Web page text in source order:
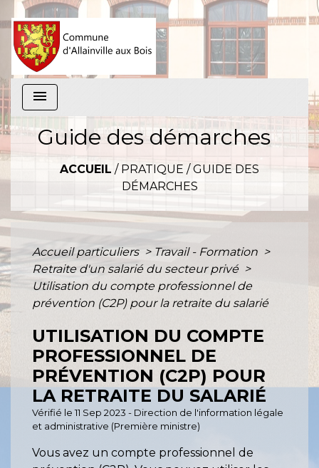
menu
Guide des démarches
ACCUEIL / PRATIQUE /GUIDE DES
DÉMARCHES
Accueil particuliers > Travail - Formation >
Retraite d'un salarié du secteur privé >
Utilisation du compte professionnel de
prévention (C2P) pour la retraite du salarié
UTILISATION DU COMPTE
PROFESSIONNEL DE
PRÉVENTION (C2P) POUR
LA RETRAITE DU SALARIÉ
Vérifié le 11 Sep 2023 - Direction de l'information légale
et administrative (Première ministre)
Vous avez un compte professionnel de